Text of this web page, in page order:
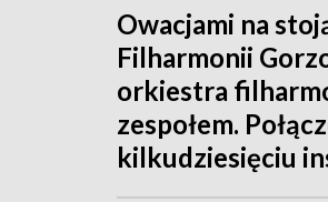
Owacjami na
Filharmonii
orkiestra
zespołem.
kilkudziesięciu